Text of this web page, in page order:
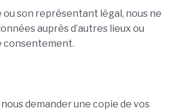
ou son représentant légal, nous ne
auprès d’autres lieux ou
consentement.
demander une copie de vos